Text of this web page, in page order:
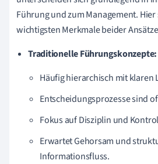
Führung und zum Management.
wichtigsten Merkmale beider
Traditionelle Führungskonzepte:
Häufig hierarchisch mit klaren
Entscheidungsprozesse sind
Fokus auf Disziplin und
Erwartet Gehorsam und
Informationsfluss.